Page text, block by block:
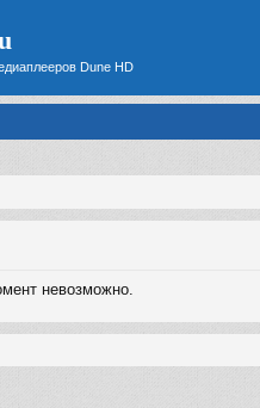
Dune HD
невозможно.